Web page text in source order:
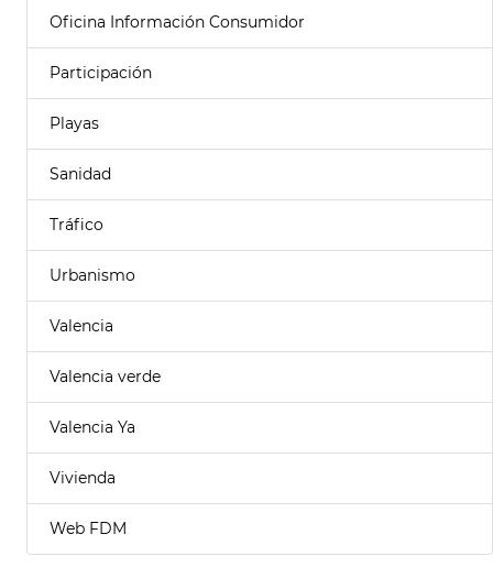
Oficina Información Consumidor
Participación
Playas
Sanidad
Tráfico
Urbanismo
Valencia
Valencia verde
Valencia Ya
Vivienda
Web FDM